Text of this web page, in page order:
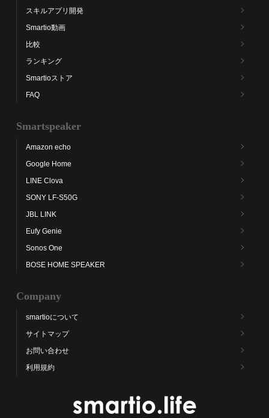
スキルアプリ開発
Smartio動画
比較
ランキング
Smartioストア
FAQ
Smartspeaker
Amazon echo
Google Home
LINE Clova
SONY LF-S50G
JBL LINK
Eufy Genie
Sonos One
BOSE HOME SPEAKER
Company
smartioについて
サイトマップ
お問い合わせ
利用規約